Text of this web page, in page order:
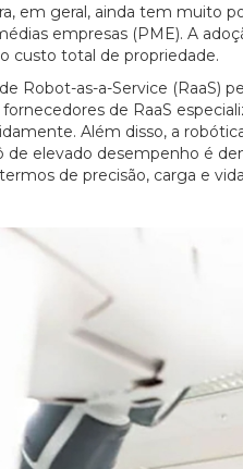
em geral, ainda tem muito
empresas (PME). A
custo total de propriedade.
Robot-as-a-Service (RaaS)
de RaaS
Além disso, a
elevado desempenho é
de precisão, carga e